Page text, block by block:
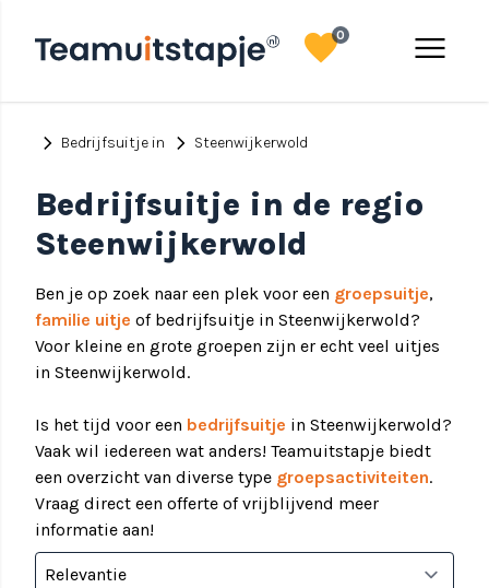
menu
favorite0
chevron_right Bedrijfsuitje in chevron_right Steenwijkerwold
Bedrijfsuitje in de regio
Steenwijkerwold
Ben je op zoek naar een plek voor een groepsuitje,
familie uitje of bedrijfsuitje in Steenwijkerwold?
Voor kleine en grote groepen zijn er echt veel uitjes
in Steenwijkerwold.
Is het tijd voor een bedrijfsuitje in Steenwijkerwold?
Vaak wil iedereen wat anders! Teamuitstapje biedt
een overzicht van diverse type groepsactiviteiten.
Vraag direct een offerte of vrijblijvend meer
informatie aan!